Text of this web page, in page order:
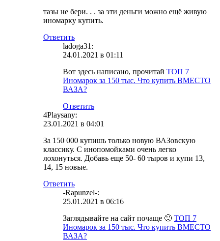
тазы не бери. . . за эти деньги можно ещё живую
иномарку купить.
Ответить
ladoga31:
24.01.2021 в 01:11
Вот здесь написано, прочитай ТОП 7
Иномарок за 150 тыс. Что купить ВМЕСТО
ВАЗА?
Ответить
4Playsany:
23.01.2021 в 04:01
За 150 000 купишь только новую ВАЗовскую
классику. С инопомойками очень легко
лохонуться. Добавь еще 50- 60 тыров и купи 13,
14, 15 новые.
Ответить
-Rapunzel-:
25.01.2021 в 06:16
Заглядывайте на сайт почаще 🙂 ТОП 7
Иномарок за 150 тыс. Что купить ВМЕСТО
ВАЗА?